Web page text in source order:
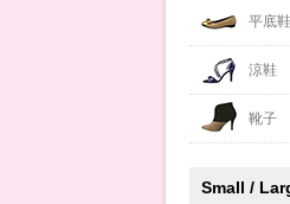
平底鞋
涼鞋
靴子
Small /